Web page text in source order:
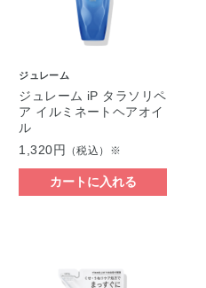
ジュレーム
ジュレーム iP タラソリペ
ア イルミネートヘアオイ
ル
1,320円 （税込）※
カートに入れる